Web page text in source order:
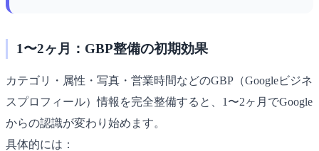
1〜2ヶ月：GBP整備の初期効果
カテゴリ・属性・写真・営業時間などのGBP（Googleビジネ
スプロフィール）情報を完全整備すると、1〜2ヶ月でGoogle
からの認識が変わり始めます。
具体的には：